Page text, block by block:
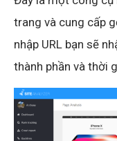
trang và cung cấp
nhập URL bạn sẽ
thành phần và thời